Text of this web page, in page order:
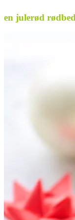
en julerød